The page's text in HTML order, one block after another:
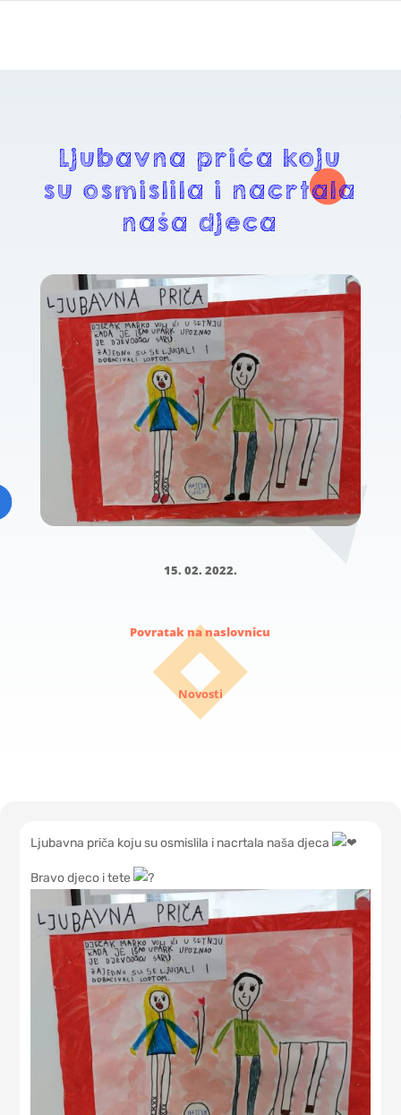
Ljubavna priča koju
su osmislila i nacrtala
naša djeca
15. 02. 2022.
Povratak na naslovnicu
Novosti
Ljubavna priča koju su osmislila i nacrtala naša djeca
Bravo djeco i tete